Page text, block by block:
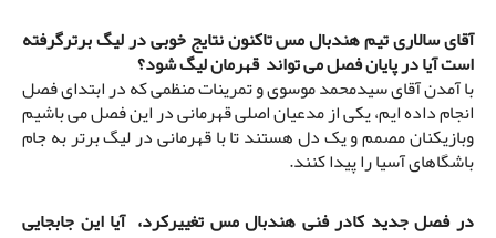
آقای سالاری تیم هندبال مس تاکنون نتایج خوبی در لیگ برترگرفته
است آیا در پایان فصل می تواند قهرمان لیگ شود؟
با آمدن آقای سیدمحمد موسوی و تمرینات منظمی که در ابتدای فصل
انجام داده ایم، یکی از مدعیان اصلی قهرمانی در این فصل می باشیم
وبازیکنان مصمم و یک دل هستند تا با قهرمانی در لیگ برتر به جام
باشگاهای آسیا را پیدا کنند.
در فصل جدید کادر فنی هندبال مس تغییرکرد، آیا این جابجایی